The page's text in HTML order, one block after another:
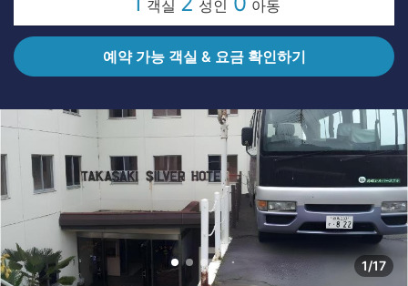
객실 성인 아동
예약 가능 객실 & 요금 확인하기
1/17